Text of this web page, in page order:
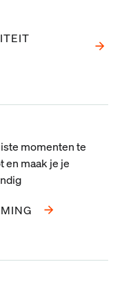
momenten te
en maak je je